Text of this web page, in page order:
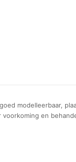
modelleerbaar,
en